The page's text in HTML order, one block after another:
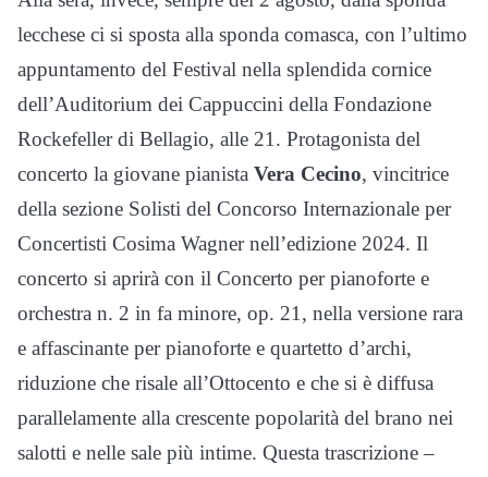
lecchese ci si sposta alla sponda comasca, con l’ultimo
appuntamento del Festival nella splendida cornice
dell’Auditorium dei Cappuccini della Fondazione
Rockefeller di Bellagio, alle 21. Protagonista del
concerto la giovane pianista Vera Cecino, vincitrice
della sezione Solisti del Concorso Internazionale per
Concertisti Cosima Wagner nell’edizione 2024. Il
concerto si aprirà con il Concerto per pianoforte e
orchestra n. 2 in fa minore, op. 21, nella versione rara
e affascinante per pianoforte e quartetto d’archi,
riduzione che risale all’Ottocento e che si è diffusa
parallelamente alla crescente popolarità del brano nei
salotti e nelle sale più intime. Questa trascrizione –